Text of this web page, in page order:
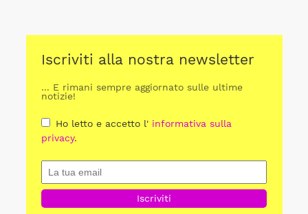
Iscriviti alla nostra newsletter
... E rimani sempre aggiornato sulle ultime
notizie!
Ho letto e accetto l' informativa sulla
privacy.